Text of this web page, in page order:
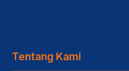
Tentang Kami